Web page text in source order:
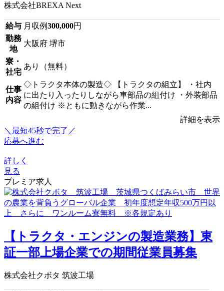
株式会社BREXA Next
給与 月収例300,000円
勤務
地
大阪府 堺市
寮・
社宅
あり（無料）
仕事
内容
◇トラクタ本体の製造◇ 【トラクタの組立】 ・社内
に出たり入ったりしながら車部品の組付け ・外装部品
の組付け ※ともに動きながら作業...
詳細を表示
＼最短45秒で完了／
応募へ進む
詳しく
見る
プレミア求人
【トラクタ・エンジンの製造業務】東
証一部上場企業での期間従業員募集
株式会社クボタ 筑波工場